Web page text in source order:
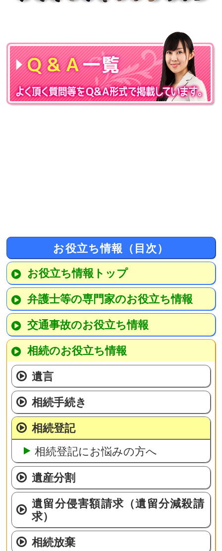
お役立ち情報（目次）
お役立ち情報トップ
弁護士等の専門家のお役立ち情報
交通事故のお役立ち情報
相続のお役立ち情報
遺言
相続手続き
相続登記
相続登記にお悩みの方へ
遺産分割
遺留分侵害額請求（遺留分減殺請
求）
相続放棄